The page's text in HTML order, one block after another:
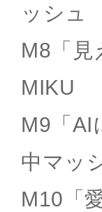
ッシュ
M8「
MIKU
M9「AI
中マッ
M10「